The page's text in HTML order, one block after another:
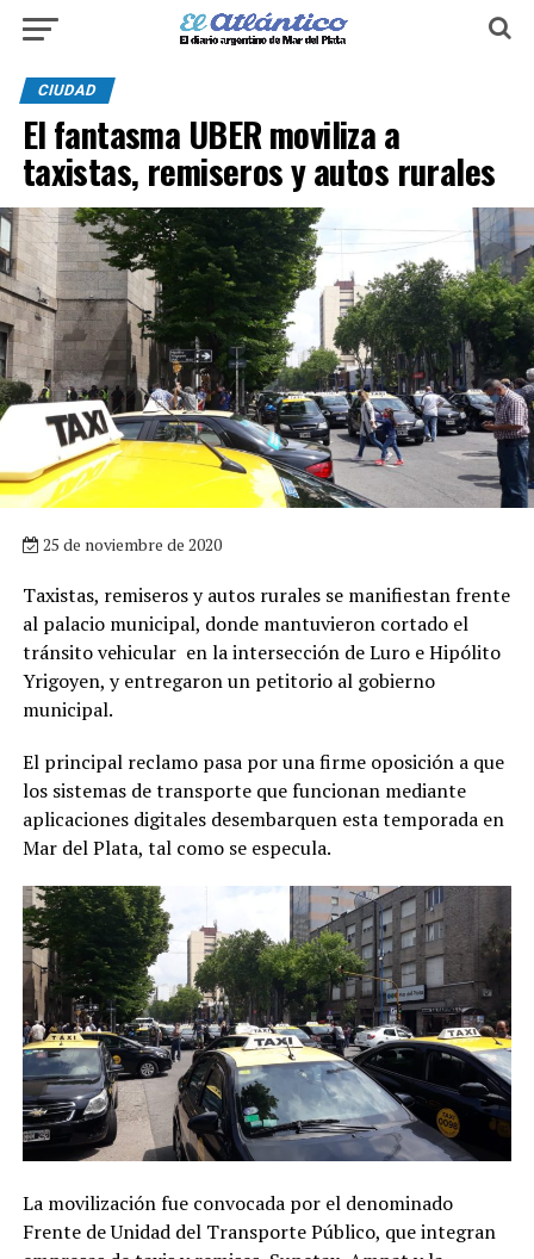
CIUDAD
El fantasma UBER moviliza a
taxistas, remiseros y autos rurales
25 de noviembre de 2020
Taxistas, remiseros y autos rurales se manifiestan frente
al palacio municipal, donde mantuvieron cortado el
tránsito vehicular en la intersección de Luro e Hipólito
Yrigoyen, y entregaron un petitorio al gobierno
municipal.
El principal reclamo pasa por una firme oposición a que
los sistemas de transporte que funcionan mediante
aplicaciones digitales desembarquen esta temporada en
Mar del Plata, tal como se especula.
La movilización fue convocada por el denominado
Frente de Unidad del Transporte Público, que integran